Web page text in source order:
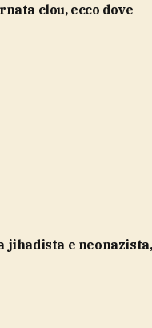
clou, ecco dove